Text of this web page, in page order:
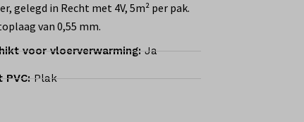
gelegd in Recht met 4V, 5m² per pak.
van 0,55 mm.
voor vloerverwarming:Ja
PVC:Plak